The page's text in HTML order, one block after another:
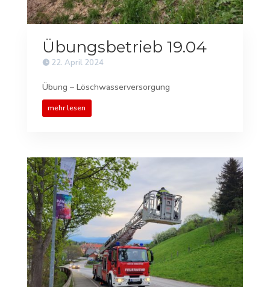
Übungsbetrieb 19.04
22. April 2024
Übung – Löschwasserversorgung
mehr lesen